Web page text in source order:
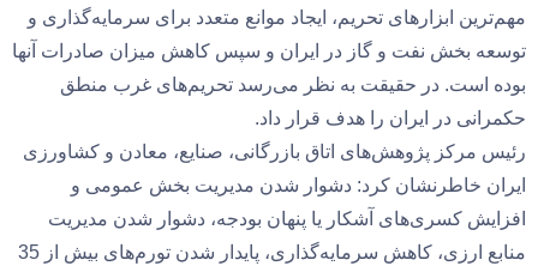
مهم‌ترین ابزارهای تحریم، ایجاد موانع متعدد برای سرمایه‌گذاری و
توسعه بخش نفت و گاز در ایران و سپس کاهش میزان صادرات آنها
بوده است. در حقیقت به نظر می‌رسد تحریم‌های غرب منطق
حکمرانی در ایران را هدف قرار داد.
رئیس مرکز پژوهش‌های اتاق بازرگانی، صنایع، معادن و کشاورزی
ایران خاطرنشان کرد: دشوار شدن مدیریت بخش عمومی و
افزایش کسری‌های آشکار یا پنهان بودجه، دشوار شدن مدیریت
منابع ارزی، کاهش سرمایه‌گذاری، پایدار شدن تورم‌های بیش از 35